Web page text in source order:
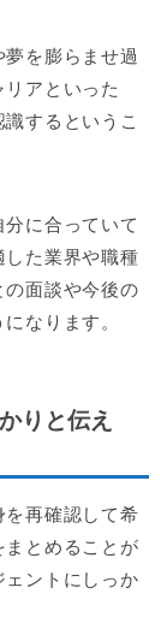
を膨らませ過
アといった
するというこ
に合っていて
た業界や職種
の面談や今後の
なります。
りと伝え
を再確認して希
とめることが
ェントにしっか